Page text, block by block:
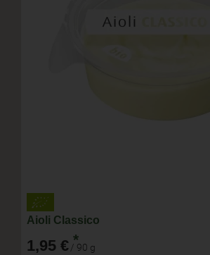
Aioli Classico
1,95 € *
/ 90 g